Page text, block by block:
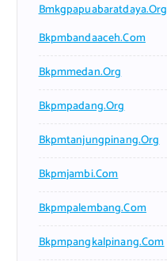
Bmkgpapuabaratdaya.org
Bkpmbandaaceh.com
Bkpmmedan.org
Bkpmpadang.org
Bkpmtanjungpinang.org
Bkpmjambi.com
Bkpmpalembang.com
Bkpmpangkalpinang.com